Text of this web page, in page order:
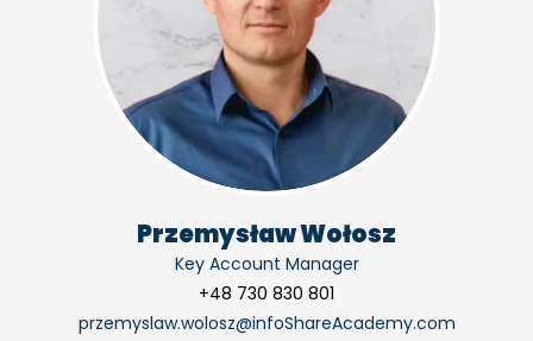
Przemysław Wołosz
Key Account Manager
+48 730 830 801
przemyslaw.wolosz@infoShareAcademy.com